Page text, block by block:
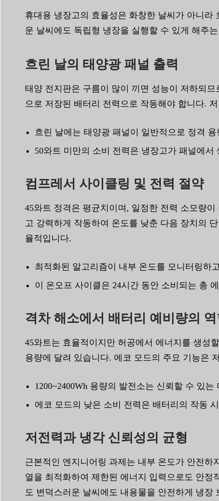
휴대용 냉장고의 효율성은 화창한 날씨가 아니라
운 날씨에도 독립형 냉장을 실행할 수 있게 해주
흐린 날의 태양광 패널 출력
태양 전지판은 구름이 많이 끼면 성능이 저하되
으로 저장된 배터리 전력으로 작동해야 합니다.
흐린 날에는 태양광 패널이 일반적으로 정격
50와트 미만의 소비 전력은 냉장고가 패널에
컴프레서 사이클링 및 전력 절약
45와트 정격은 평균치이며, 일정한 전력 소모량
고 강력하게 작동하여 온도를 낮춘 다음 장치의
율적입니다.
최적화된 알고리즘이 내부 온도를 모니터링하
이 온오프 사이클은 24시간 동안 소비되는 총
격차 해소에서 배터리 예비량의
45와트는 효율적이지만 허공에서 에너지를 생성
용량에 달려 있습니다. 에코 모드의 주요 기능은
1200~2400Wh 용량의 발전소는 신뢰할 수 있
에코 모드의 낮은 소비 전력은 배터리의 작동
저전력과 냉각 신뢰성의 균형
근본적인 엔지니어링 과제는 내부 온도가 안전
열을 최적화하여 제한된 에너지 입력으로도 안
도 변덕스러운 날씨에도 내용물을 안전하게 냉장